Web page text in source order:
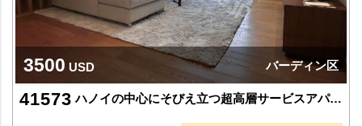
3500 USD バーディン区
41573 ハノイの中心にそびえ立つ超高層サービスアパート